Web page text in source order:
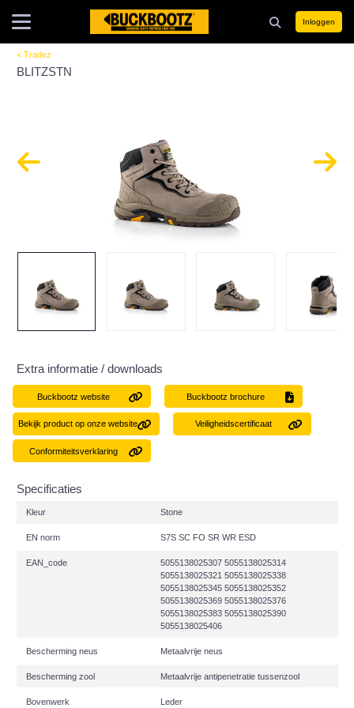
Inloggen
< Tradez
BLITZSTN
Extra informatie / downloads
Buckbootz website Buckbootz brochure
Bekijk product op onze website Veiligheidscertificaat
Conformiteitsverklaring
Specificaties
Kleur Stone
EN norm S7S SC FO SR WR ESD
EAN_code
5055138025307 5055138025314
5055138025321 5055138025338
5055138025345 5055138025352
5055138025369 5055138025376
5055138025383 5055138025390
5055138025406
Bescherming neus Metaalvrije neus
Bescherming zool Metaalvrije antipenetratie tussenzool
Bovenwerk Leder